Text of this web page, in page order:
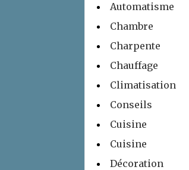
Automatisme
Chambre
Charpente
Chauffage
Climatisation
Conseils
Cuisine
Cuisine
Décoration